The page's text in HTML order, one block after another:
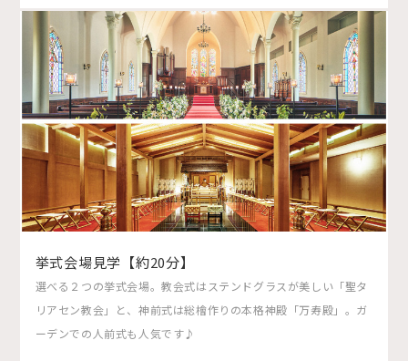
挙式会場見学【約20分】
選べる２つの挙式会場。教会式はステンドグラスが美しい「聖タ
リアセン教会」と、神前式は総檜作りの本格神殿「万寿殿」。ガ
ーデンでの人前式も人気です♪